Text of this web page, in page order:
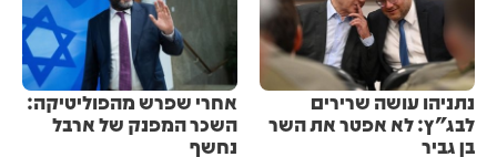
נתניהו עושה שרירים
לבג"ץ: לא אפטר את השר
בן גביר
אחרי שפרש מהפוליטיקה:
השכר המפנק של ארבל
נחשף